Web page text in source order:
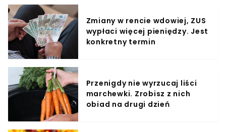
Zmiany w rencie wdowiej, ZUS
wypłaci więcej pieniędzy. Jest
konkretny termin
Przenigdy nie wyrzucaj liści
marchewki. Zrobisz z nich
obiad na drugi dzień